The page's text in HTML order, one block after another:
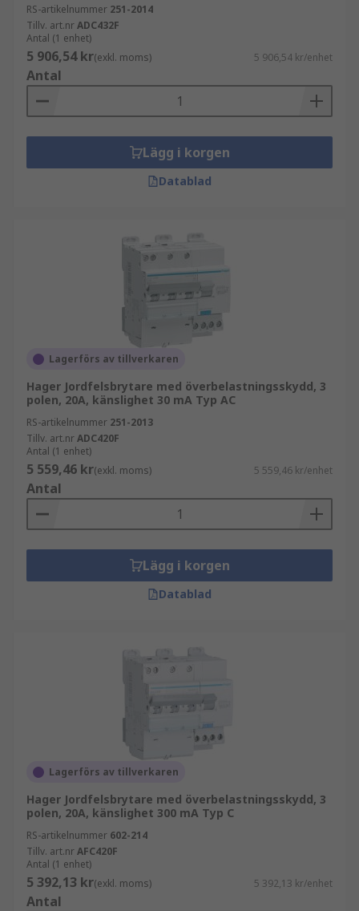
RS-artikelnummer 251-2014
Tillv. art.nrADC432F
Antal (1 enhet)
5 906,54 kr(exkl. moms) 5 906,54 kr/enhet
Antal
Lägg i korgen
Datablad
Lagerförs av tillverkaren
Hager Jordfelsbrytare med överbelastningsskydd, 3
polen, 20A, känslighet 30 mA Typ AC
RS-artikelnummer 251-2013
Tillv. art.nrADC420F
Antal (1 enhet)
5 559,46 kr(exkl. moms) 5 559,46 kr/enhet
Antal
Lägg i korgen
Datablad
Lagerförs av tillverkaren
Hager Jordfelsbrytare med överbelastningsskydd, 3
polen, 20A, känslighet 300 mA Typ C
RS-artikelnummer 602-214
Tillv. art.nrAFC420F
Antal (1 enhet)
5 392,13 kr(exkl. moms) 5 392,13 kr/enhet
Antal